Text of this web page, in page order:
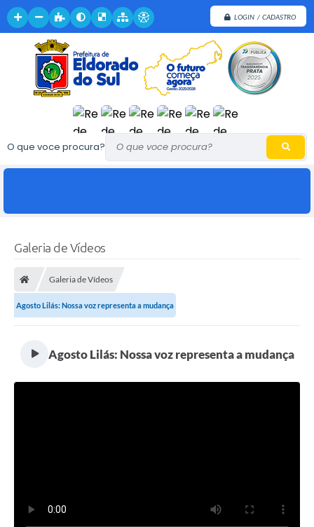
LOGIN / CADASTRO
O que voce procura?
Galeria de Vídeos
Galeria de Vídeos
Agosto Lilás: Nossa voz representa a mudança
Agosto Lilás: Nossa voz representa a mudança